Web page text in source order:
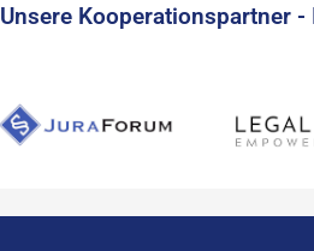
Unsere Kooperationspartner -